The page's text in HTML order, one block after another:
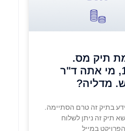
תיק מס.
18432, מי אתה ד"ר
ש. מדליה?
בתיק זה טרם הסתיימה.
תיק זה ניתן לשלוח
במייל